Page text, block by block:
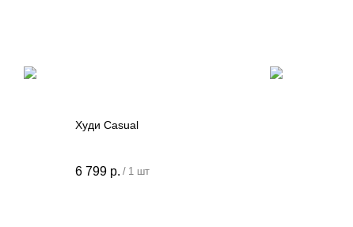
Худи Сasual
6 799 р. / 1 шт
+7 905 040 6256